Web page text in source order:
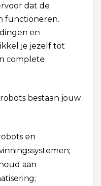
dat de
functioneren.
en
je jezelf tot
complete
bestaan jouw
en
aan